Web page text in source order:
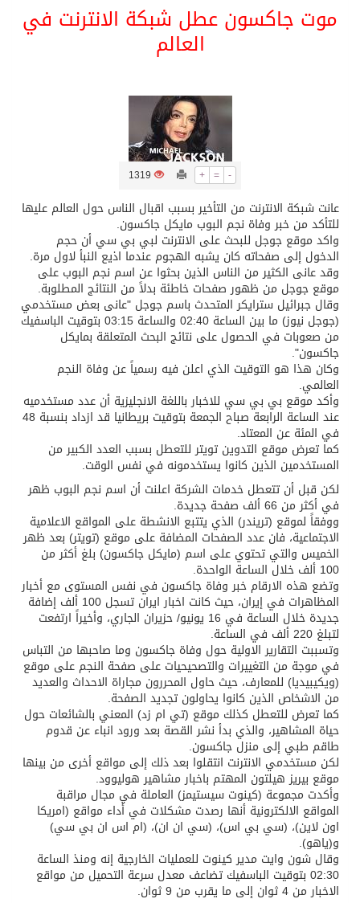
ثلة من الضابطات في الجييش الكويتي
كسوة الكعبة تعتلي البيت العتيق
موت جاكسون عطل شبكة الانترنت في
العالم
+ = -
1319
عانت شبكة الانترنت من التأخير بسبب اقبال الناس حول العالم عليها
للتأكد من خبر وفاة نجم البوب مايكل جاكسون.
واكد موقع جوجل للبحث على الانترنت لبي بي سي أن حجم
الدخول إلى صفحاته كان يشبه الهجوم عندما اذيع النبأ لاول مرة.
وقد عانى الكثير من الناس الذين بحثوا عن اسم نجم البوب على
موقع جوجل من ظهور صفحات خاطئة بدلاً من النتائج المطلوبة.
وقال جبرائيل سترايكر المتحدث باسم جوجل "عانى بعض مستخدمي
(جوجل نيوز) ما بين الساعة 02:40 والساعة 03:15 بتوقيت الباسفيك
من صعوبات في الحصول على نتائج البحث المتعلقة بمايكل
جاكسون".
وكان هذا هو التوقيت الذي اعلن فيه رسمياً عن وفاة النجم
العالمي.
وأكد موقع بي بي سي للاخبار باللغة الانجليزية أن عدد مستخدميه
عند الساعة الرابعة صباح الجمعة بتوقيت بريطانيا قد ازداد بنسبة 48
في المئة عن المعتاد.
كما تعرض موقع التدوين تويتر للتعطل بسبب العدد الكبير من
المستخدمين الذين كانوا يستخدمونه في نفس الوقت.
لكن قبل أن تتعطل خدمات الشركة اعلنت أن اسم نجم البوب ظهر
في أكثر من 66 ألف صفحة جديدة.
ووفقاً لموقع (تريندر) الذي يتتبع الانشطة على المواقع الاعلامية
الاجتماعية، فان عدد الصفحات المضافة على موقع (تويتر) بعد ظهر
الخميس والتي تحتوي على اسم (مايكل جاكسون) بلغ أكثر من
100 ألف خلال الساعة الواحدة.
وتضع هذه الارقام خبر وفاة جاكسون في نفس المستوى مع أخبار
المظاهرات في إيران، حيث كانت اخبار ايران تسجل 100 ألف إضافة
جديدة خلال الساعة في 16 يونيو/ حزيران الجاري، وأخيراً ارتفعت
لتبلغ 220 ألف في الساعة.
وتسببت التقارير الاولية حول وفاة جاكسون وما صاحبها من التباس
في موجة من التغييرات والتصحيحيات على صفحة النجم على موقع
(ويكيبيديا) للمعارف، حيث حاول المحررون مجاراة الاحداث والعديد
من الاشخاص الذين كانوا يحاولون تجديد الصفحة.
كما تعرض للتعطل كذلك موقع (تي ام زد) المعني بالشائعات حول
حياة المشاهير، والذي بدأ نشر القصة بعد ورود انباء عن قدوم
طاقم طبي إلى منزل جاكسون.
لكن مستخدمي الانترنت انتقلوا بعد ذلك إلى مواقع أخرى من بينها
موقع بيريز هيلتون المهتم باخبار مشاهير هوليوود.
وأكدت مجموعة (كينوت سيستيمز) العاملة في مجال مراقبة
المواقع الالكترونية أنها رصدت مشكلات في أداء مواقع (امريكا
اون لاين)، (سي بي اس)، (سي ان ان)، (ام اس ان بي سي)
و(ياهو).
وقال شون وايت مدير كينوت للعمليات الخارجية إنه ومنذ الساعة
02:30 بتوقيت الباسفيك تضاعف معدل سرعة التحميل من مواقع
الاخبار من 4 ثوان إلى ما يقرب من 9 ثوان.